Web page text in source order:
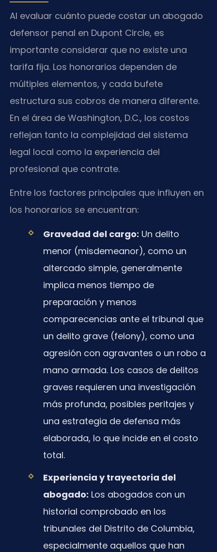
Al evaluar cuánto puede costar un abogado
defensor penal en Dupont Circle, es
importante considerar que no existe una
tarifa fija. Los honorarios dependen de
múltiples elementos, y cada bufete
estructura sus cobros de manera diferente.
En el área de Washington, D.C., los costos
reflejan tanto la complejidad del sistema
legal local como la experiencia del
profesional que contrate.
Entre los factores principales que influyen en
los honorarios se encuentran:
Gravedad del cargo: Un delito
menor (misdemeanor), como un
altercado simple, generalmente
implica menos tiempo de
preparación y menos
comparecencias ante el tribunal que
un delito grave (felony), como una
agresión con agravantes o un robo a
mano armada. Los casos de delitos
graves requieren una investigación
más profunda, posibles peritajes y
una estrategia de defensa más
elaborada, lo que incide en el costo
total.
Experiencia y trayectoria del
abogado: Los abogados con un
historial comprobado en los
tribunales del Distrito de Columbia,
especialmente aquellos que han